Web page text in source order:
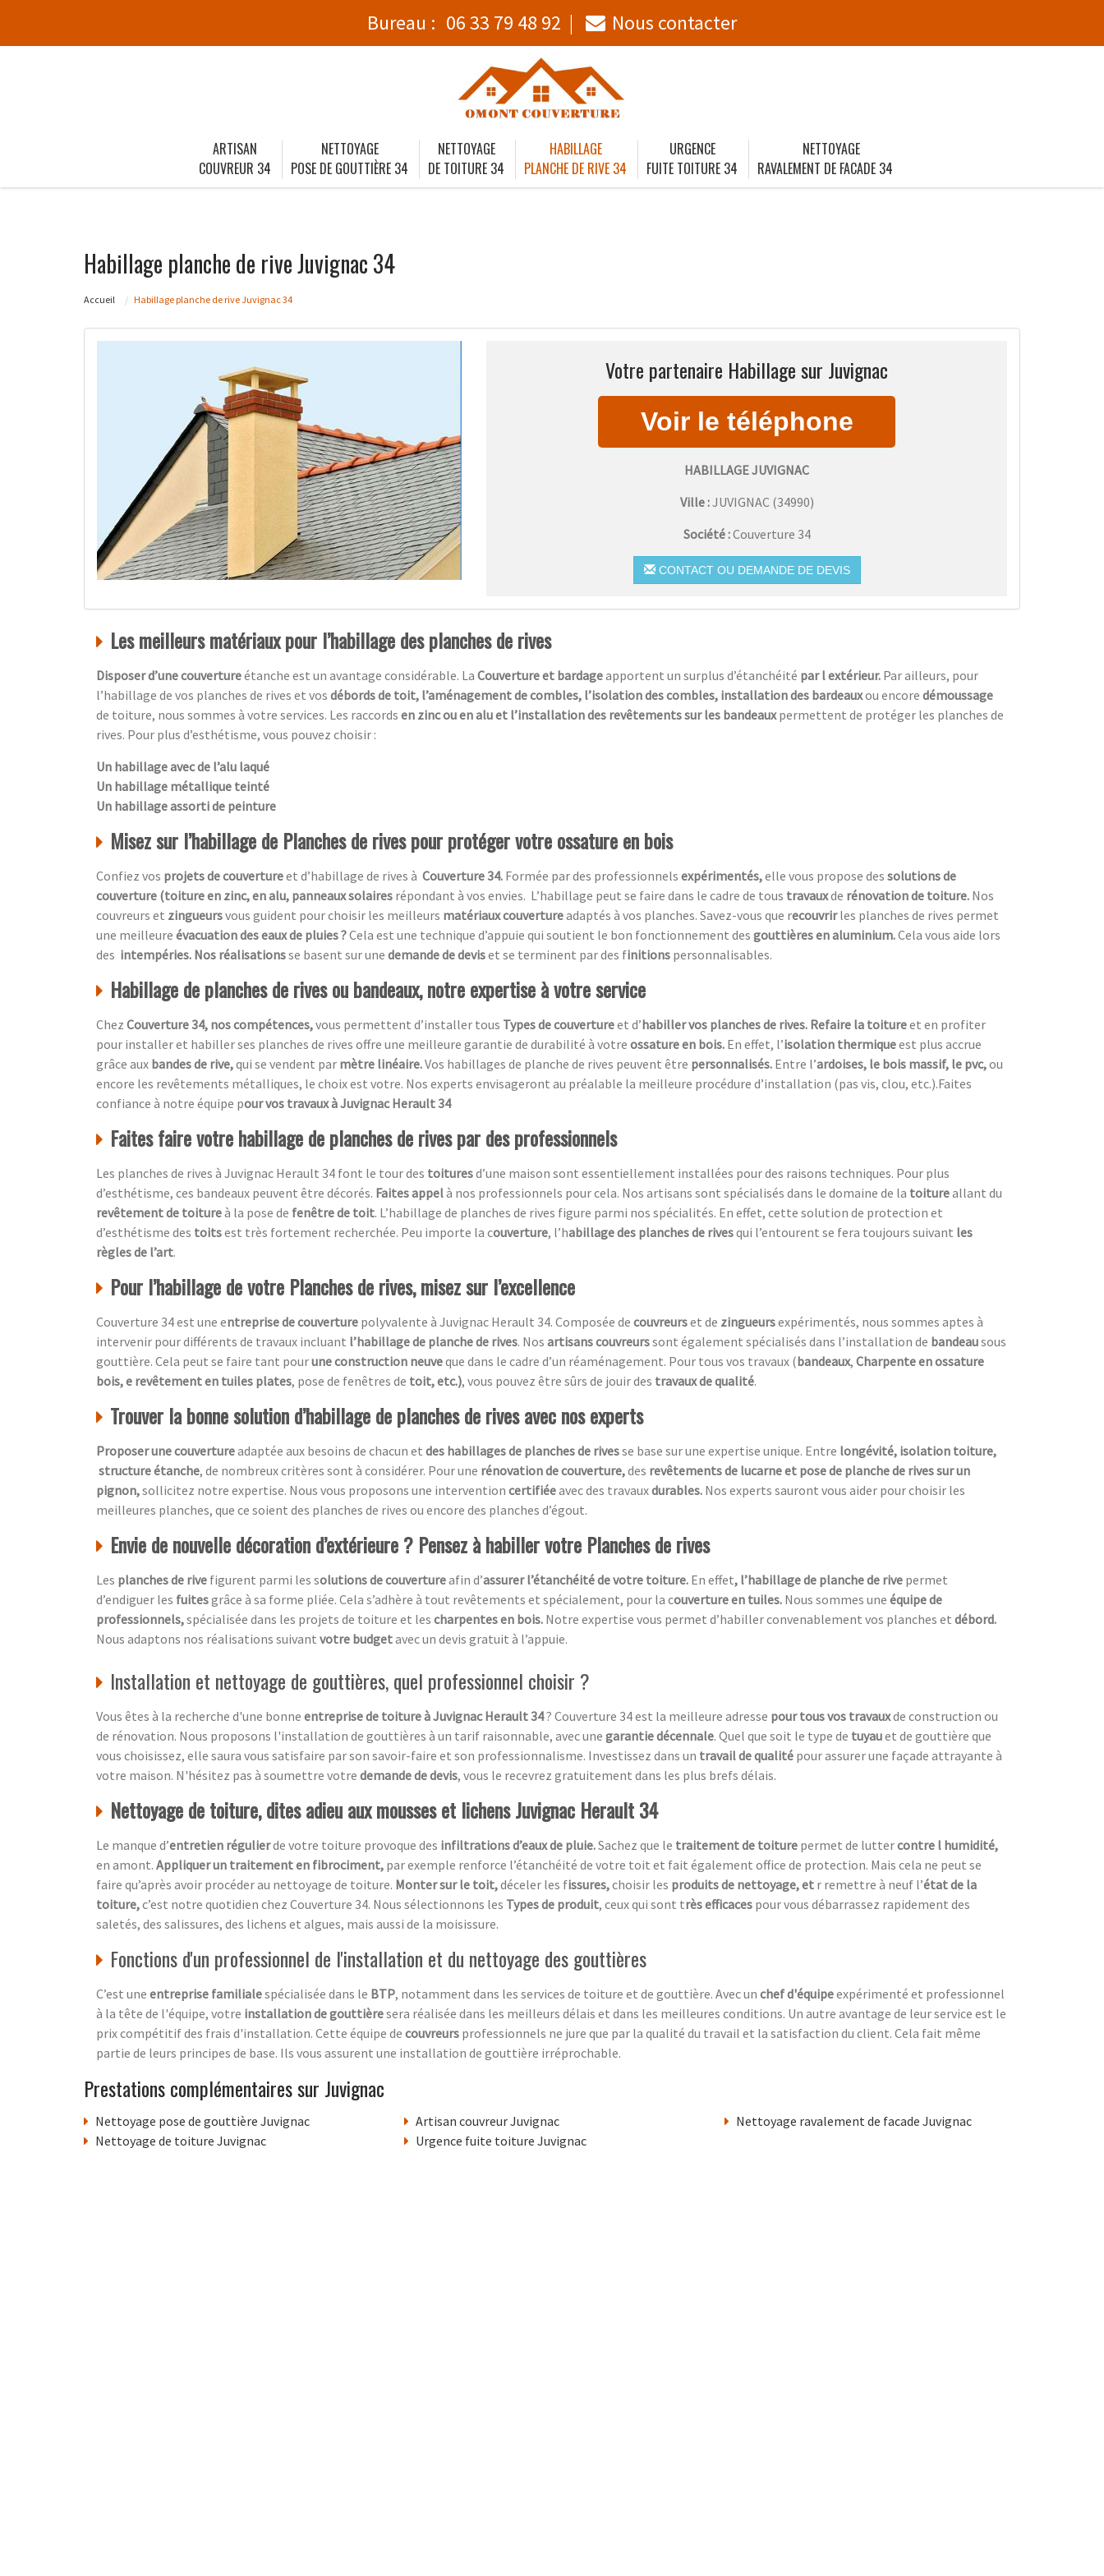
Bureau : 06 33 79 48 92 Nous contacter
ARTISAN
COUVREUR 34
NETTOYAGE
POSE DE GOUTTIÈRE 34
NETTOYAGE
DE TOITURE 34
HABILLAGE
PLANCHE DE RIVE 34
URGENCE
FUITE TOITURE 34
NETTOYAGE
RAVALEMENT DE FACADE 34
Habillage planche de rive Juvignac 34
Accueil Habillage planche de rive Juvignac 34
Votre partenaire Habillage sur Juvignac
HABILLAGE JUVIGNAC
Ville :JUVIGNAC(34990)
Société :Couverture 34
CONTACT OU DEMANDE DE DEVIS
Les meilleurs matériaux pour l’habillage des planches de rives
Disposer d’une couvertureétanche est un avantage considérable. La Couverture et bardageapportent un surplus d’étanchéité par l extérieur. Par ailleurs, pour
l’habillage de vos planches de rives et vos débords de toit, l’aménagement de combles, l’isolation des combles, installation des bardeauxou encore démoussage
de toiture, nous sommes à votre services. Les raccords en zinc ou en alu et l’installation des revêtements sur les bandeauxpermettent de protéger les planches de
rives. Pour plus d’esthétisme, vous pouvez choisir :
Un habillage avec de l’alu laqué
Un habillage métallique teinté
Un habillage assorti de peinture
Misez sur l’habillage de Planches de rives pour protéger votre ossature en bois
Confiez vos projets de couvertureet d’habillage de rives à Couverture 34. Formée par des professionnels expérimentés,elle vous propose des solutions de
couverture (toiture en zinc, en alu, panneaux solaires répondant à vos envies. L’habillage peut se faire dans le cadre de tous travauxde rénovation de toiture. Nos
couvreurs et zingueursvous guident pour choisir les meilleurs matériaux couvertureadaptés à vos planches. Savez-vous que recouvrirles planches de rives permet
une meilleure évacuation des eaux de pluies ?Cela est une technique d’appuie qui soutient le bon fonctionnement des gouttières en aluminium.Cela vous aide lors
des intempéries. Nos réalisationsse basent sur une demande de deviset se terminent par des finitions personnalisables.
Habillage de planches de rives ou bandeaux, notre expertise à votre service
Chez Couverture 34, nos compétences,vous permettent d’installer tous Types de couvertureet d’habiller vos planches de rives. Refaire la toitureet en profiter
pour installer et habiller ses planches de rives offre une meilleure garantie de durabilité à votre ossature en bois. En effet, l’isolation thermiqueest plus accrue
grâce aux bandes de rive,qui se vendent par mètre linéaire.Vos habillages de planche de rives peuvent être personnalisés. Entre l’ardoises, le bois massif, le pvc,ou
encore les revêtements métalliques, le choix est votre. Nos experts envisageront au préalable la meilleure procédure d’installation (pas vis, clou, etc.).Faites
confiance à notre équipe pour vos travaux à Juvignac Herault 34
Faites faire votre habillage de planches de rives par des professionnels
Les planches de rives à Juvignac Herault 34 font le tour des toituresd’une maison sont essentiellement installées pour des raisons techniques. Pour plus
d’esthétisme, ces bandeaux peuvent être décorés. Faites appelà nos professionnels pour cela. Nos artisans sont spécialisés dans le domaine de la toitureallant du
revêtement de toitureà la pose de fenêtre de toit. L’habillage de planches de rives figure parmi nos spécialités. En effet, cette solution de protection et
d’esthétisme des toitsest très fortement recherchée. Peu importe la couverture, l’habillage des planches de rivesqui l’entourent se fera toujours suivant les
règles de l’art.
Pour l’habillage de votre Planches de rives, misez sur l’excellence
Couverture 34 est une entreprise de couverture polyvalente à Juvignac Herault 34. Composée de couvreurset de zingueursexpérimentés, nous sommes aptes à
intervenir pour différents de travaux incluant l’habillage de planche de rives. Nos artisans couvreurssont également spécialisés dans l’installation de bandeausous
gouttière. Cela peut se faire tant pourune construction neuveque dans le cadre d’un réaménagement. Pour tous vos travaux (bandeaux, Charpente en ossature
bois, e revêtement en tuiles plates, pose de fenêtres de toit, etc.), vous pouvez être sûrs de jouir des travaux de qualité.
Trouver la bonne solution d’habillage de planches de rives avec nos experts
Proposer une couvertureadaptée aux besoins de chacun et des habillages de planches de rivesse base sur une expertise unique. Entre longévité, isolation toiture,
structure étanche, de nombreux critères sont à considérer. Pour une rénovation de couverture,des revêtements de lucarne et pose de planche de rives sur un
pignon,sollicitez notre expertise. Nous vous proposons une intervention certifiéeavec des travauxdurables. Nos experts sauront vous aider pour choisir les
meilleures planches, que ce soient des planches de rives ou encore des planches d’égout.
Envie de nouvelle décoration d’extérieure ? Pensez à habiller votre Planches de rives
Les planches de rive figurent parmi les solutions de couvertureafin d’assurer l’étanchéité de votre toiture. En effet, l’habillage de planche de rive permet
d’endiguer les fuitesgrâce à sa forme pliée. Cela s’adhère à tout revêtements et spécialement, pour la couverture en tuiles. Nous sommes une équipe de
professionnels,spécialisée dans les projets de toiture et les charpentes en bois. Notre expertise vous permet d’habiller convenablement vos planches et débord.
Nous adaptons nos réalisations suivant votre budgetavec un devis gratuit à l’appuie.
Installation et nettoyage de gouttières, quel professionnel choisir ?
Vous êtes à la recherche d'une bonne entreprise de toiture à Juvignac Herault 34? Couverture 34 est la meilleure adresse pour tous vos travauxde construction ou
de rénovation. Nous proposons l'installation de gouttières à un tarif raisonnable, avec une garantie décennale. Quel que soit le type de tuyauet de gouttière que
vous choisissez, elle saura vous satisfaire par son savoir-faire et son professionnalisme. Investissez dans un travail de qualité pour assurer une façade attrayante à
votre maison. N'hésitez pas à soumettre votre demande de devis, vous le recevrez gratuitement dans les plus brefs délais.
Nettoyage de toiture, dites adieu aux mousses et lichens Juvignac Herault 34
Le manque d’entretien régulierde votre toiture provoque des infiltrations d’eaux de pluie.Sachez que le traitement de toiture permet de luttercontre l humidité,
en amont. Appliquer un traitement en fibrociment, par exemple renforce l’étanchéité de votre toit et fait également office de protection. Mais cela ne peut se
faire qu’après avoir procéder au nettoyage de toiture. Monter sur le toit,déceler les fissures,choisir les produits de nettoyage, et r remettre à neuf l’état de la
toiture,c’est notre quotidien chez Couverture 34. Nous sélectionnons les Types de produit, ceux qui sont très efficaces pour vous débarrassez rapidement des
saletés, des salissures, des lichens et algues, mais aussi de la moisissure.
Fonctions d'un professionnel de l'installation et du nettoyage des gouttières
C’est une entreprise familialespécialisée dans le BTP, notamment dans les services de toiture et de gouttière. Avec un chef d'équipeexpérimenté et professionnel
à la tête de l'équipe, votre installation de gouttièresera réalisée dans les meilleurs délais et dans les meilleures conditions. Un autre avantage de leur service est le
prix compétitif des frais d'installation. Cette équipe de couvreurs professionnels ne jure que par la qualité du travail et la satisfaction du client. Cela fait même
partie de leurs principes de base. Ils vous assurent une installation de gouttière irréprochable.
Prestations complémentaires sur Juvignac
Nettoyage pose de gouttière Juvignac
Nettoyage de toiture Juvignac
Artisan couvreur Juvignac
Urgence fuite toiture Juvignac
Nettoyage ravalement de facade Juvignac